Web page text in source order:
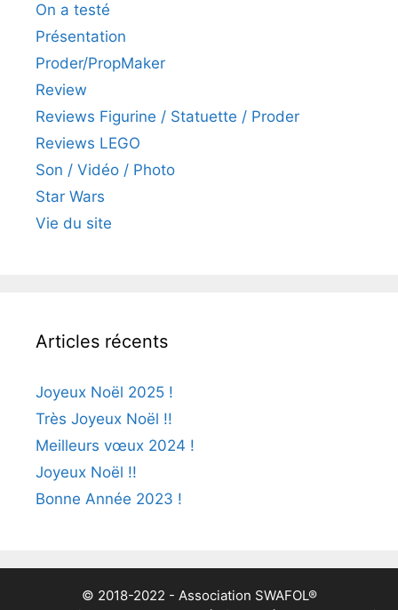
On a testé
Présentation
Proder/PropMaker
Review
Reviews Figurine / Statuette / Proder
Reviews LEGO
Son / Vidéo / Photo
Star Wars
Vie du site
Articles récents
Joyeux Noël 2025 !
Très Joyeux Noël !!
Meilleurs vœux 2024 !
Joyeux Noël !!
Bonne Année 2023 !
© 2018-2022 - Association SWAFOL®